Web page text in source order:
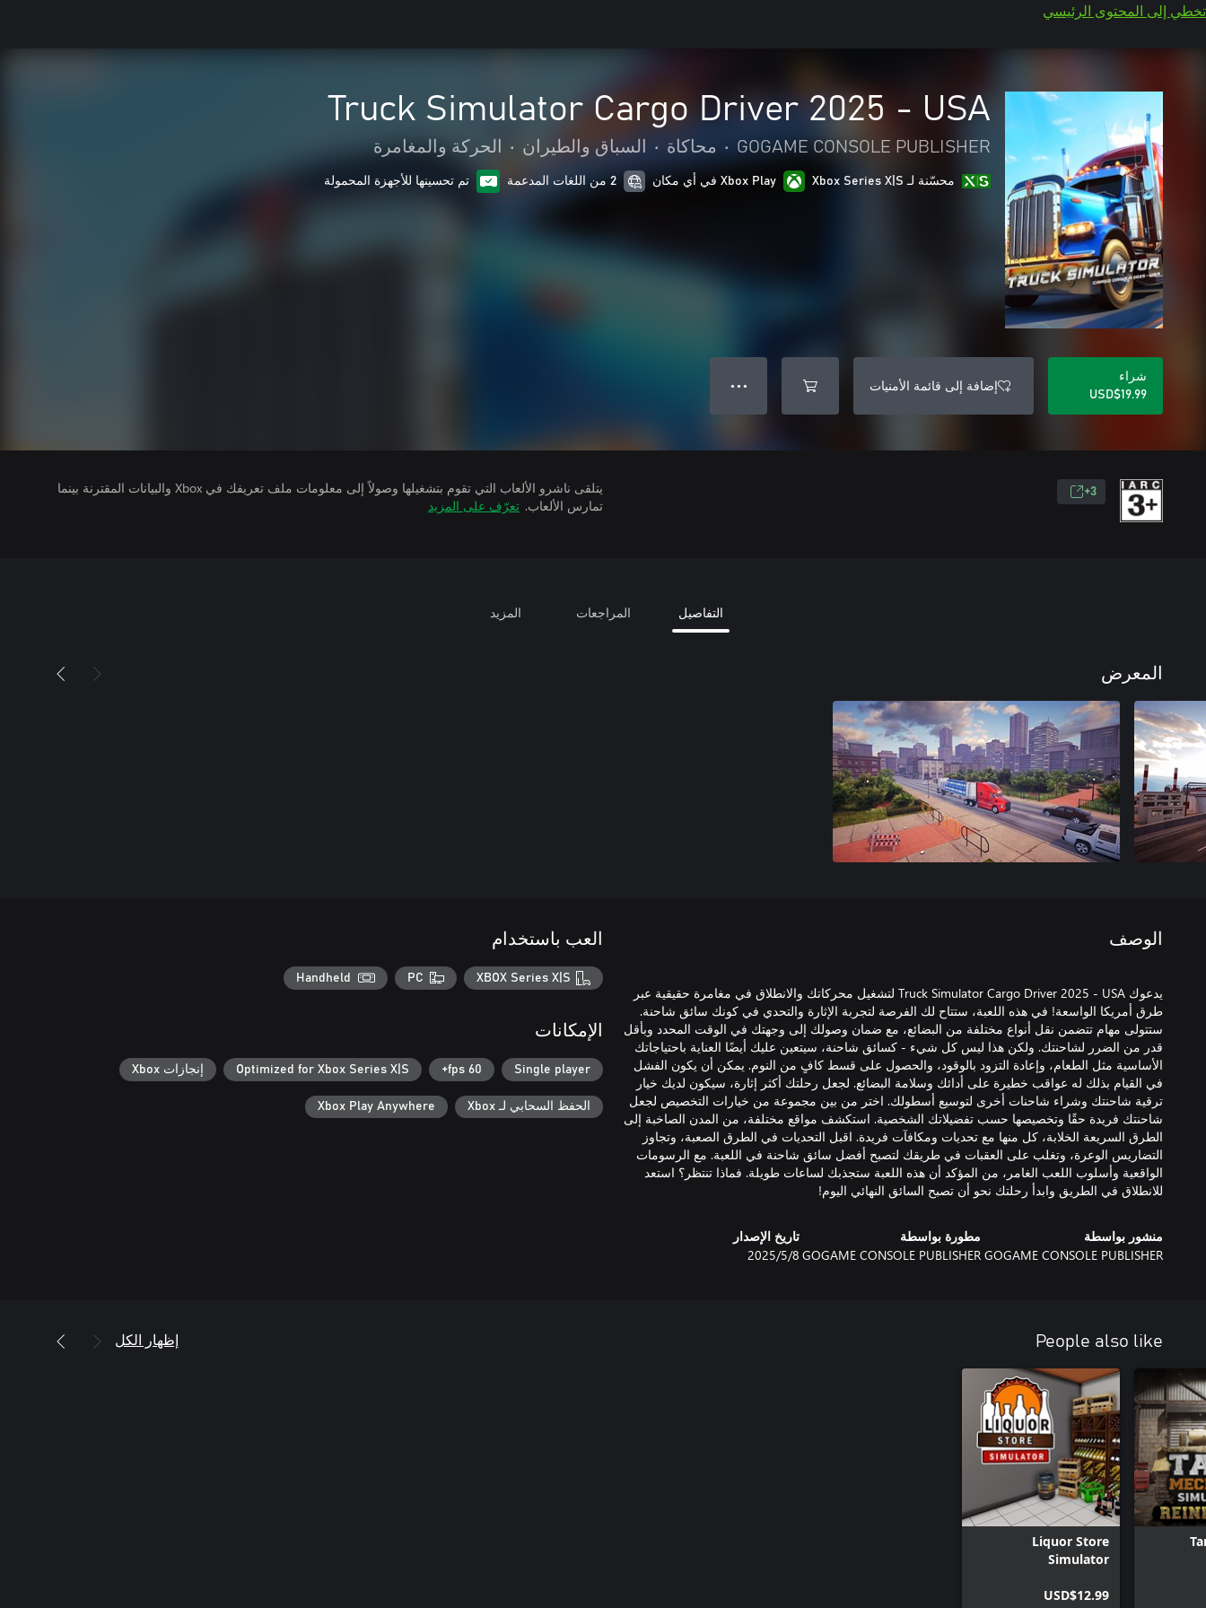
تخطي إلى المحتوى الرئيسي
Truck Simulator Cargo Driver 2025 - USA
GOGAME CONSOLE PUBLISHER
• محاكاة • السباق والطيران • الحركة والمغامرة
محسّنة لـ Xbox Series X|S Xbox Play في أي مكان 2 من اللغات المدعمة تم تحسينها للأجهزة المحمولة
شراء
USD$19.99
إضافة إلى قائمة الأمنيات ● ● ●
3+
يتلقى ناشرو الألعاب التي تقوم بتشغيلها وصولاً إلى معلومات ملف تعريفك في Xbox والبيانات المقترنة بينما
تمارس الألعاب. تعرّف على المزيد
التفاصيل المراجعات المزيد
المعرض
الوصف
يدعوك Truck Simulator Cargo Driver 2025 - USA لتشغيل محركاتك والانطلاق في مغامرة حقيقية عبر
طرق أمريكا الواسعة! في هذه اللعبة، ستتاح لك الفرصة لتجربة الإثارة والتحدي في كونك سائق شاحنة.
ستتولى مهام تتضمن نقل أنواع مختلفة من البضائع، مع ضمان وصولك إلى وجهتك في الوقت المحدد وبأقل
قدر من الضرر لشاحنتك. ولكن هذا ليس كل شيء - كسائق شاحنة، سيتعين عليك أيضًا العناية باحتياجاتك
الأساسية مثل الطعام، وإعادة التزود بالوقود، والحصول على قسط كافٍ من النوم. يمكن أن يكون الفشل
في القيام بذلك له عواقب خطيرة على أدائك وسلامة البضائع. لجعل رحلتك أكثر إثارة، سيكون لديك خيار
ترقية شاحنتك وشراء شاحنات أخرى لتوسيع أسطولك. اختر من بين مجموعة من خيارات التخصيص لجعل
شاحنتك فريدة حقًا وتخصيصها حسب تفضيلاتك الشخصية. استكشف مواقع مختلفة، من المدن الصاخبة إلى
الطرق السريعة الخلابة، كل منها مع تحديات ومكافآت فريدة. اقبل التحديات في الطرق الصعبة، وتجاوز
التضاريس الوعرة، وتغلب على العقبات في طريقك لتصبح أفضل سائق شاحنة في اللعبة. مع الرسومات
الواقعية وأسلوب اللعب الغامر، من المؤكد أن هذه اللعبة ستجذبك لساعات طويلة. فماذا تنتظر؟ استعد
للانطلاق في الطريق وابدأ رحلتك نحو أن تصبح السائق النهائي اليوم!
منشور بواسطة
GOGAME CONSOLE PUBLISHER
مطورة بواسطة
GOGAME CONSOLE PUBLISHER
تاريخ الإصدار
8‏/5‏/2025
العب باستخدام
XBOX Series X|S
PC
Handheld
الإمكانات
Single player
60 fps+
Optimized for Xbox Series X|S إنجازات Xbox
الحفظ السحابي لـ Xbox Xbox Play Anywhere
People also like إظهار الكل
Liquor Store
Simulator
USD$12.99